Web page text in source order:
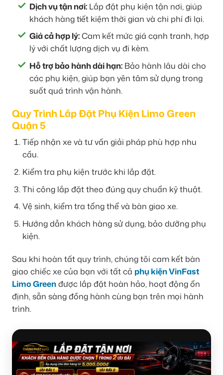
Dịch vụ tận nơi: Lắp đặt phụ kiện tận nơi, giúp
khách hàng tiết kiệm thời gian và chi phí đi lại.
Giá cả hợp lý:Cam kết mức giá cạnh tranh, hợp
lý với chất lượng dịch vụ đi kèm.
Hỗ trợ bảo hành dài hạn: Bảo hành lâu dài cho
các phụ kiện, giúp bạn yên tâm sử dụng trong
suốt quá trình vận hành.
Quy Trình Lắp Đặt Phụ Kiện Limo Green
Quận 5
Tiếp nhận xe và tư vấn giải pháp phù hợp nhu
cầu.
Kiểm tra phụ kiện trước khi lắp đặt.
Thi công lắp đặt theo đúng quy chuẩn kỹ thuật.
Vệ sinh, kiểm tra tổng thể và bàn giao xe.
Hướng dẫn khách hàng sử dụng, bảo dưỡng phụ
kiện.
Sau khi hoàn tất quy trình, chúng tôi cam kết bàn
giao chiếc xe của bạn với tất cả phụ kiện VinFast
Limo Greenđược lắp đặt hoàn hảo, hoạt động ổn
định, sẵn sàng đồng hành cùng bạn trên mọi hành
trình.